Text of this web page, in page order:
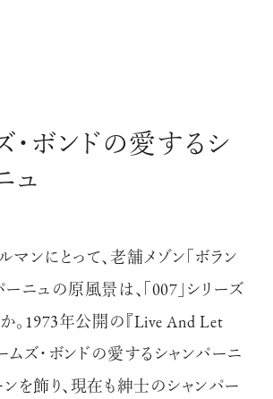
・ボンドの愛するシ
ュ
マンにとって、老舗メゾン「ボラン
ーニュの原風景は、「007」シリーズ
。1973年公開の『Live And Let
ムズ・ボンドの愛するシャンパーニ
ンを飾り、現在も紳士のシャンパー